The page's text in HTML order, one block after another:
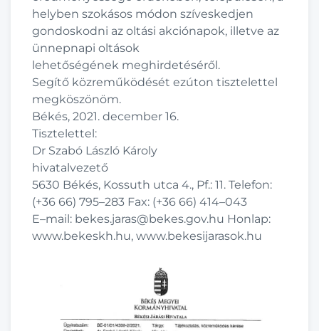
helyben szokásos módon szíveskedjen
gondoskodni az oltási akciónapok, illetve az
ünnepnapi oltások
lehetőségének meghirdetéséről.
Segítő közreműködését ezúton tisztelettel
megköszönöm.
Békés, 2021. december 16.
Tisztelettel:
Dr Szabó László Károly
hivatalvezető
5630 Békés, Kossuth utca 4., Pf.: 11. Telefon:
(+36 66) 795–283 Fax: (+36 66) 414–043
E–mail: bekes.jaras@bekes.gov.hu Honlap:
www.bekeskh.hu, www.bekesijarasok.hu